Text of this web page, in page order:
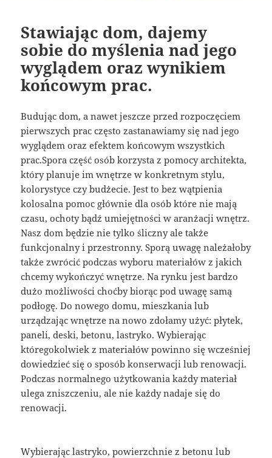
Stawiając dom, dajemy
sobie do myślenia nad jego
wyglądem oraz wynikiem
końcowym prac.
Budując dom, a nawet jeszcze przed rozpoczęciem
pierwszych prac często zastanawiamy się nad jego
wyglądem oraz efektem końcowym wszystkich
prac.Spora część osób korzysta z pomocy architekta,
który planuje im wnętrze w konkretnym stylu,
kolorystyce czy budżecie. Jest to bez wątpienia
kolosalna pomoc głównie dla osób które nie mają
czasu, ochoty bądź umiejętności w aranżacji wnętrz.
Nasz dom będzie nie tylko śliczny ale także
funkcjonalny i przestronny. Sporą uwagę należałoby
także zwrócić podczas wyboru materiałów z jakich
chcemy wykończyć wnętrze. Na rynku jest bardzo
dużo możliwości choćby biorąc pod uwagę samą
podłogę. Do nowego domu, mieszkania lub
urządzając wnętrze na nowo zdołamy użyć: płytek,
paneli, deski, betonu, lastryko. Wybierając
któregokolwiek z materiałów powinno się wcześniej
dowiedzieć się o sposób konserwacji lub renowacji.
Podczas normalnego użytkowania każdy materiał
ulega zniszczeniu, ale nie każdy nadaje się do
renowacji.
Wybierając lastryko, powierzchnie z betonu lub